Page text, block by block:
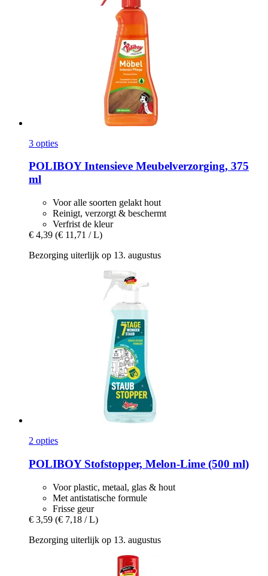
3 opties
POLIBOYIntensieve Meubelverzorging, 375
ml
Voor alle soorten gelakt hout
Reinigt, verzorgt & beschermt
Verfrist de kleur
€ 4,39 (€ 11,71 / L)
Bezorging uiterlijk op 13. augustus
2 opties
POLIBOYStofstopper, Melon-​Lime (500 ml)
Voor plastic, metaal, glas & hout
Met antistatische formule
Frisse geur
€ 3,59 (€ 7,18 / L)
Bezorging uiterlijk op 13. augustus